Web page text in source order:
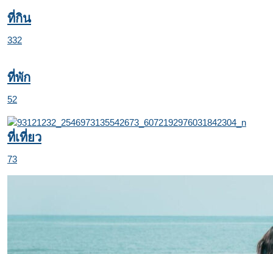
ที่กิน
332
ที่พัก
52
ที่เที่ยว
73